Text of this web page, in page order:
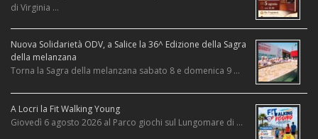
di Virginia …
Nuova Solidarietà ODV, a Salice la 36^ Edizione della Sagra
della melanzana
Torna la Sagra della melanzana sabato 8 e domenica 9 …
A Locri la Fit Walking Young
Giovedì 6 agosto 2026 al Parco giochi sul Lungomare di …